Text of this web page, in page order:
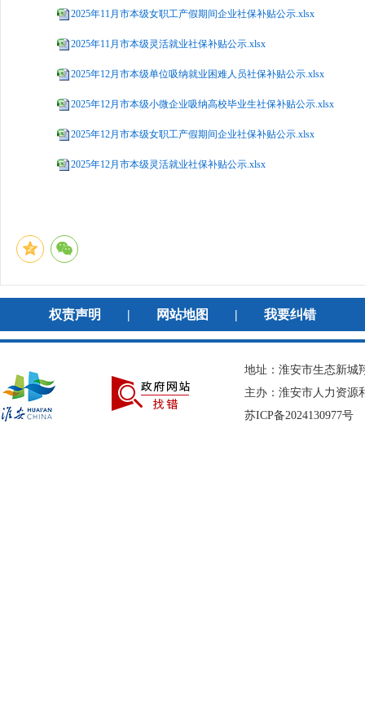
2025年11月市本级女职工产假期间企业社保补贴公示.xlsx
2025年11月市本级灵活就业社保补贴公示.xlsx
2025年12月市本级单位吸纳就业困难人员社保补贴公示.xlsx
2025年12月市本级小微企业吸纳高校毕业生社保补贴公示.xlsx
2025年12月市本级女职工产假期间企业社保补贴公示.xlsx
2025年12月市本级灵活就业社保补贴公示.xlsx
权责声明 | 网站地图 | 我要纠错
地址：淮安市生态新
主办：淮安市人力资
苏ICP备2024130977号